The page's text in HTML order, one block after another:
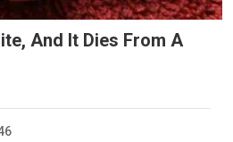
And It Dies From A